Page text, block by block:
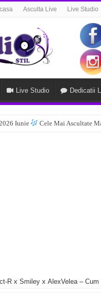
Asculta Live Live Studio
Live Studio Dedicatii
Iunie Cele Mai Ascultate
R x ‪Smiley‬ x ‪AlexVelea‬ – Cum